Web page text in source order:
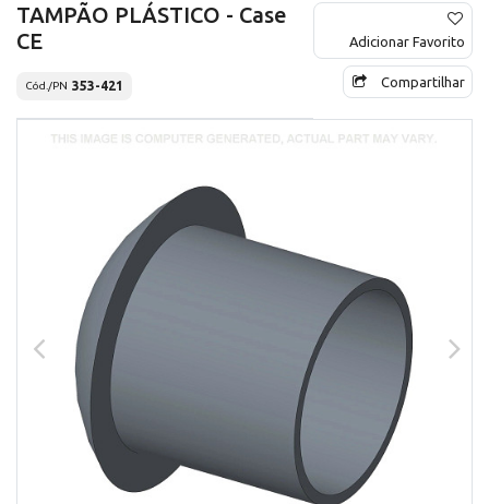
TAMPÃO PLÁSTICO - Case
CE
Cód./PN 353-421
Adicionar Favorito
Compartilhar